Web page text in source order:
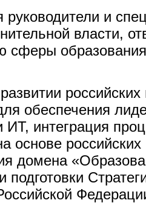
руководители и
власти,
сферы образования
обеспечения
ИТ, интеграция
основе
домена